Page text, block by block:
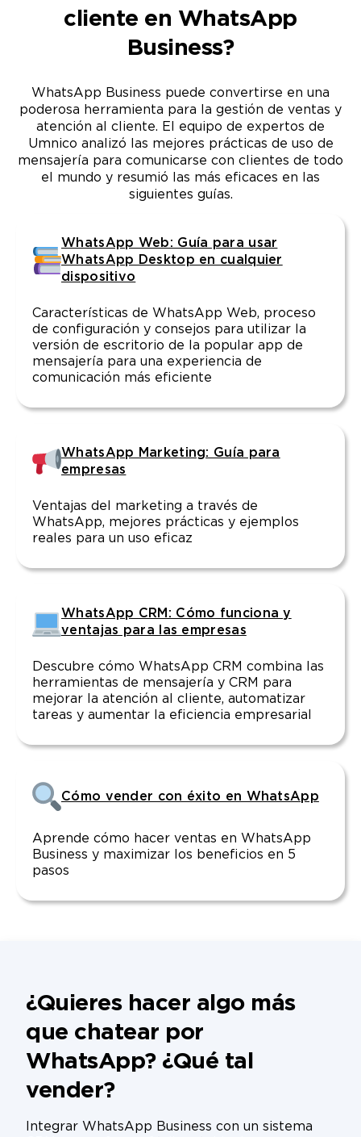
cliente en WhatsApp
Business?
WhatsApp Business puede convertirse en una
poderosa herramienta para la gestión de ventas y
atención al cliente. El equipo de expertos de
Umnico analizó las mejores prácticas de uso de
mensajería para comunicarse con clientes de todo
el mundo y resumió las más eficaces en las
siguientes guías.
WhatsApp Web: Guía para usar
WhatsApp Desktop en cualquier
dispositivo
Características de WhatsApp Web, proceso
de configuración y consejos para utilizar la
versión de escritorio de la popular app de
mensajería para una experiencia de
comunicación más eficiente
WhatsApp Marketing: Guía para
empresas
Ventajas del marketing a través de
WhatsApp, mejores prácticas y ejemplos
reales para un uso eficaz
WhatsApp CRM: Cómo funciona y
ventajas para las empresas
Descubre cómo WhatsApp CRM combina las
herramientas de mensajería y CRM para
mejorar la atención al cliente, automatizar
tareas y aumentar la eficiencia empresarial
Cómo vender con éxito en WhatsApp
Aprende cómo hacer ventas en WhatsApp
Business y maximizar los beneficios en 5
pasos
¿Quieres hacer algo más
que chatear por
WhatsApp? ¿Qué tal
vender?
Integrar WhatsApp Business con un sistema